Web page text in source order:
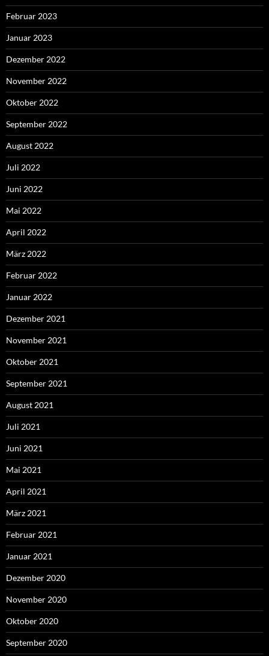
Februar 2023
Januar 2023
Dezember 2022
November 2022
Oktober 2022
September 2022
August 2022
Juli 2022
Juni 2022
Mai 2022
April 2022
März 2022
Februar 2022
Januar 2022
Dezember 2021
November 2021
Oktober 2021
September 2021
August 2021
Juli 2021
Juni 2021
Mai 2021
April 2021
März 2021
Februar 2021
Januar 2021
Dezember 2020
November 2020
Oktober 2020
September 2020